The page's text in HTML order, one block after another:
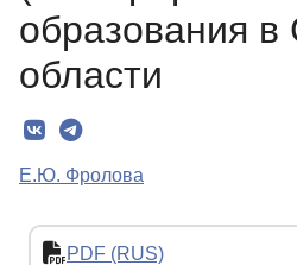
образования в
области
Е.Ю. Фролова
PDF (RUS)